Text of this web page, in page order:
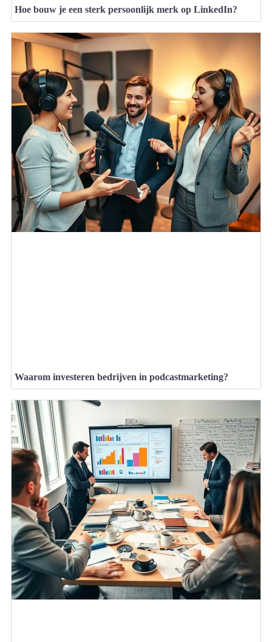
Hoe bouw je een sterk persoonlijk merk op LinkedIn?
Waarom investeren bedrijven in podcastmarketing?